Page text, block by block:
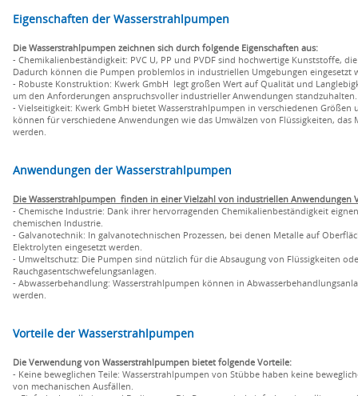
Eigenschaften der Wasserstrahlpumpen
Die Wasserstrahlpumpen zeichnen sich durch folgende Eigenschaften aus:
- Chemikalienbeständigkeit: PVC U, PP und PVDF sind hochwertige Kunststoffe,
Dadurch können die Pumpen problemlos in industriellen Umgebungen
- Robuste Konstruktion: Kwerk GmbH legt großen Wert auf Qualität und
um den Anforderungen anspruchsvoller industrieller Anwendungen
- Vielseitigkeit: Kwerk GmbH bietet Wasserstrahlpumpen in verschiedenen
können für verschiedene Anwendungen wie das Umwälzen von Flüssigkeiten,
werden.
Anwendungen der Wasserstrahlpumpen
Die Wasserstrahlpumpen finden in einer Vielzahl von industriellen Anwendungen
- Chemische Industrie: Dank ihrer hervorragenden Chemikalienbeständigkeit
chemischen Industrie.
- Galvanotechnik: In galvanotechnischen Prozessen, bei denen Metalle auf
Elektrolyten eingesetzt werden.
- Umweltschutz: Die Pumpen sind nützlich für die Absaugung von Flüssigkeiten
Rauchgasentschwefelungsanlagen.
- Abwasserbehandlung: Wasserstrahlpumpen können in
werden.
Vorteile der Wasserstrahlpumpen
Die Verwendung von Wasserstrahlpumpen bietet folgende Vorteile:
- Keine beweglichen Teile: Wasserstrahlpumpen von Stübbe haben keine
von mechanischen Ausfällen.